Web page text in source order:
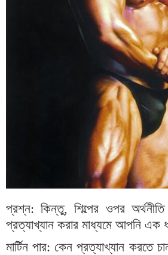
প্রশ্ন:কিন্তু,শিল্পের ওপর
প্রত্যাখ্যান করার মাধ্যমে আপনি এক
মার্টিন পার:কেন প্রত্যাখ্যান করতে